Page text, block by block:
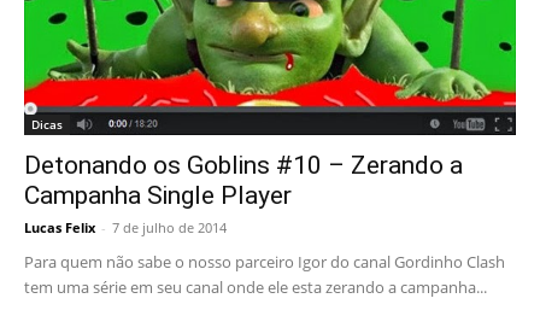
Dicas
Detonando os Goblins #10 – Zerando a
Campanha Single Player
Lucas Felix - 7 de julho de 2014
Para quem não sabe o nosso parceiro Igor do canal Gordinho Clash
tem uma série em seu canal onde ele esta zerando a campanha...